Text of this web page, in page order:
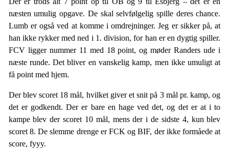
næsten umulig opgave. De skal selvfølgelig spille deres chance.
Lumb er også ved at komme i omdrejninger. Jeg er sikker på, at
han ikke rykker med ned i 1. division, for han er en dygtig spiller.
FCV ligger nummer 11 med 18 point, og møder Randers ude i
næste runde. Det bliver en vanskelig kamp, men ikke umuligt at
få point med hjem.
Der blev scoret 18 mål, hvilket giver et snit på 3 mål pr. kamp, og
det er godkendt. Der er bare en hage ved det, og det er at i to
kampe blev der scoret 10 mål, mens der i de sidste 4, kun blev
scoret 8. De slemme drenge er FCK og BIF, der ikke formåede at
score, fyyy.